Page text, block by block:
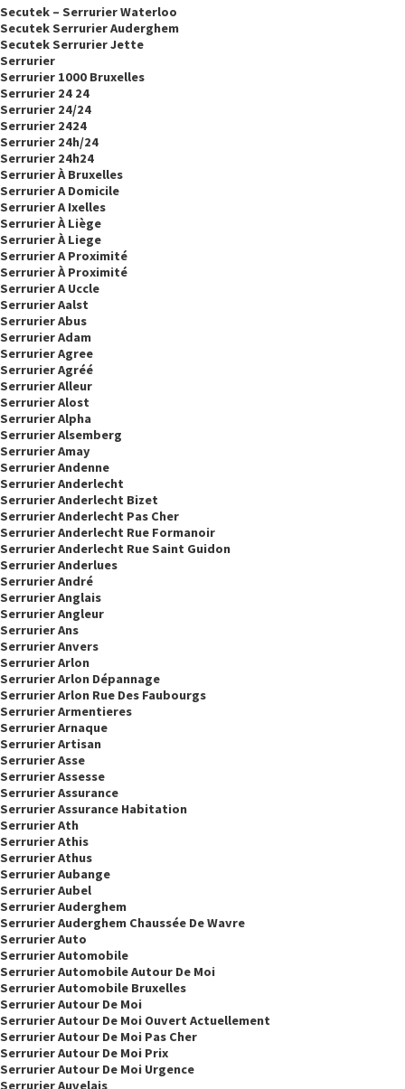
Secutek – Serrurier Waterloo
Secutek Serrurier Auderghem
Secutek Serrurier Jette
Serrurier
Serrurier 1000 Bruxelles
Serrurier 24 24
Serrurier 24/24
Serrurier 2424
Serrurier 24h/24
Serrurier 24h24
Serrurier À Bruxelles
Serrurier A Domicile
Serrurier A Ixelles
Serrurier À Liège
Serrurier À Liege
Serrurier A Proximité
Serrurier À Proximité
Serrurier A Uccle
Serrurier Aalst
Serrurier Abus
Serrurier Adam
Serrurier Agree
Serrurier Agréé
Serrurier Alleur
Serrurier Alost
Serrurier Alpha
Serrurier Alsemberg
Serrurier Amay
Serrurier Andenne
Serrurier Anderlecht
Serrurier Anderlecht Bizet
Serrurier Anderlecht Pas Cher
Serrurier Anderlecht Rue Formanoir
Serrurier Anderlecht Rue Saint Guidon
Serrurier Anderlues
Serrurier André
Serrurier Anglais
Serrurier Angleur
Serrurier Ans
Serrurier Anvers
Serrurier Arlon
Serrurier Arlon Dépannage
Serrurier Arlon Rue Des Faubourgs
Serrurier Armentieres
Serrurier Arnaque
Serrurier Artisan
Serrurier Asse
Serrurier Assesse
Serrurier Assurance
Serrurier Assurance Habitation
Serrurier Ath
Serrurier Athis
Serrurier Athus
Serrurier Aubange
Serrurier Aubel
Serrurier Auderghem
Serrurier Auderghem Chaussée De Wavre
Serrurier Auto
Serrurier Automobile
Serrurier Automobile Autour De Moi
Serrurier Automobile Bruxelles
Serrurier Autour De Moi
Serrurier Autour De Moi Ouvert Actuellement
Serrurier Autour De Moi Pas Cher
Serrurier Autour De Moi Prix
Serrurier Autour De Moi Urgence
Serrurier Auvelais